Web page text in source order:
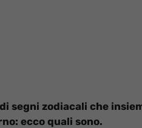
segni zodiacali che
ecco quali sono.